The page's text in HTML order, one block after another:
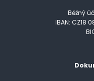
Běžný
IBAN: CZ18